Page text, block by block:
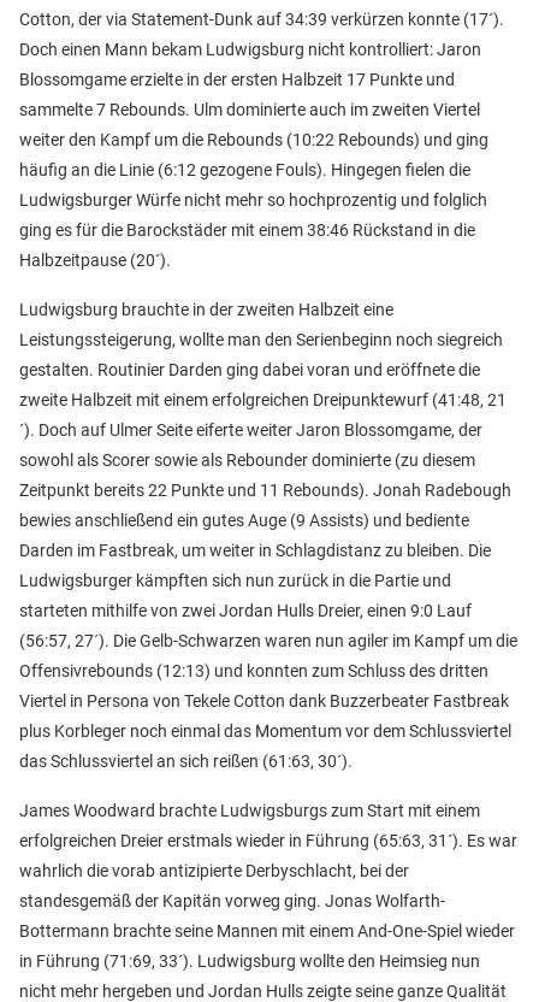
Cotton, der via Statement-Dunk auf 34:39 verkürzen konnte (17´).
Doch einen Mann bekam Ludwigsburg nicht kontrolliert: Jaron
Blossomgame erzielte in der ersten Halbzeit 17 Punkte und
sammelte 7 Rebounds. Ulm dominierte auch im zweiten Viertel
weiter den Kampf um die Rebounds (10:22 Rebounds) und ging
häufig an die Linie (6:12 gezogene Fouls). Hingegen fielen die
Ludwigsburger Würfe nicht mehr so hochprozentig und folglich
ging es für die Barockstäder mit einem 38:46 Rückstand in die
Halbzeitpause (20´).
Ludwigsburg brauchte in der zweiten Halbzeit eine
Leistungssteigerung, wollte man den Serienbeginn noch siegreich
gestalten. Routinier Darden ging dabei voran und eröffnete die
zweite Halbzeit mit einem erfolgreichen Dreipunktewurf (41:48, 21
´). Doch auf Ulmer Seite eiferte weiter Jaron Blossomgame, der
sowohl als Scorer sowie als Rebounder dominierte (zu diesem
Zeitpunkt bereits 22 Punkte und 11 Rebounds). Jonah Radebough
bewies anschließend ein gutes Auge (9 Assists) und bediente
Darden im Fastbreak, um weiter in Schlagdistanz zu bleiben. Die
Ludwigsburger kämpften sich nun zurück in die Partie und
starteten mithilfe von zwei Jordan Hulls Dreier, einen 9:0 Lauf
(56:57, 27´). Die Gelb-Schwarzen waren nun agiler im Kampf um die
Offensivrebounds (12:13) und konnten zum Schluss des dritten
Viertel in Persona von Tekele Cotton dank Buzzerbeater Fastbreak
plus Korbleger noch einmal das Momentum vor dem Schlussviertel
das Schlussviertel an sich reißen (61:63, 30´).
James Woodward brachte Ludwigsburgs zum Start mit einem
erfolgreichen Dreier erstmals wieder in Führung (65:63, 31´). Es war
wahrlich die vorab antizipierte Derbyschlacht, bei der
standesgemäß der Kapitän vorweg ging. Jonas Wolfarth-
Bottermann brachte seine Mannen mit einem And-One-Spiel wieder
in Führung (71:69, 33´). Ludwigsburg wollte den Heimsieg nun
nicht mehr hergeben und Jordan Hulls zeigte seine ganze Qualität